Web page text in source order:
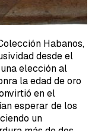
Habanos,
desde el
elección al
la edad de oro
en el
esperar de los
un